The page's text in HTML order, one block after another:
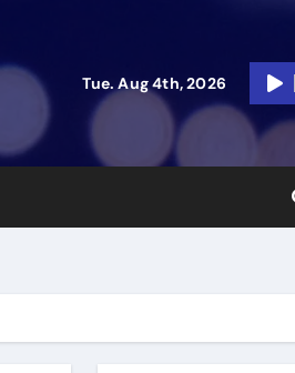
Tue. Aug 4th, 2026